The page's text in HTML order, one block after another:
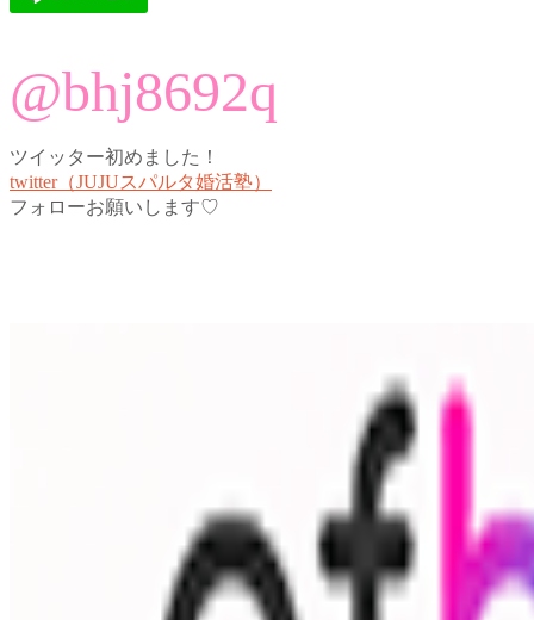
@bhj8692q
ツイッター初めました！
twitter（JUJUスパルタ婚活塾）
フォローお願いします♡